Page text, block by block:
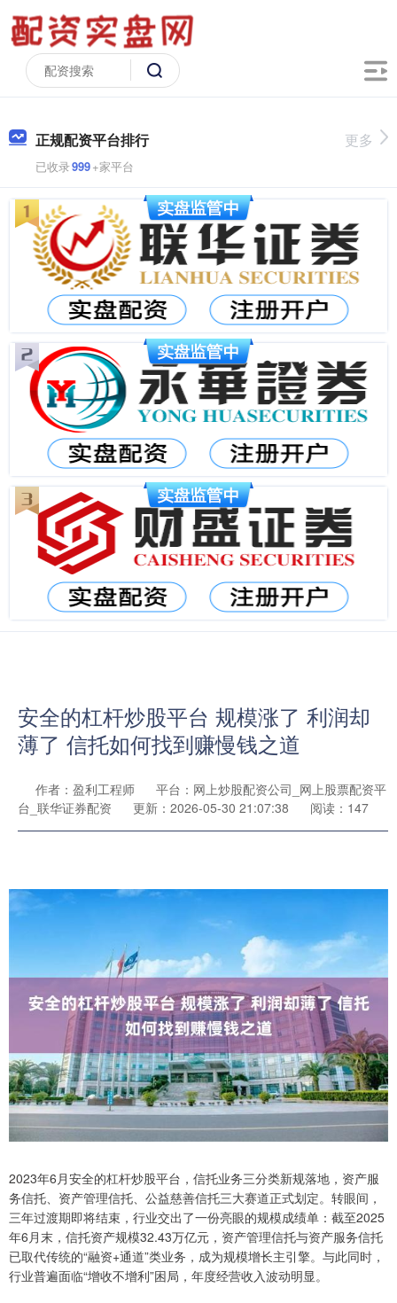
正规配资平台排行
已收录999+家平台
更多
安全的杠杆炒股平台 规模涨了 利润却
薄了 信托如何找到赚慢钱之道
作者：盈利工程师
平台：网上炒股配资公司_网上股票配资平
台_联华证券配资
更新：2026-05-30 21:07:38 阅读：147
2023年6月安全的杠杆炒股平台，信托业务三分类新规落地，资产服
务信托、资产管理信托、公益慈善信托三大赛道正式划定。转眼间，
三年过渡期即将结束，行业交出了一份亮眼的规模成绩单：截至2025
年6月末，信托资产规模32.43万亿元，资产管理信托与资产服务信托
已取代传统的“融资+通道”类业务，成为规模增长主引擎。与此同时，
行业普遍面临“增收不增利”困局，年度经营收入波动明显。